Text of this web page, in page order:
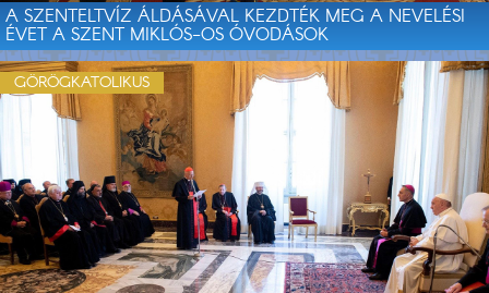
A SZENTELTVÍZ ÁLDÁSÁVAL KEZDTÉK MEG A NEVELÉSI
ÉVET A SZENT MIKLÓS-OS ÓVODÁSOK
GÖRÖGKATOLIKUS